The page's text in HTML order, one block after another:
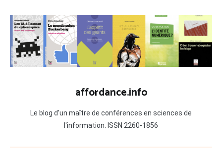
contenu
affordance.info
Le blog d'un maître de conférences en sciences de
l'information. ISSN 2260-1856